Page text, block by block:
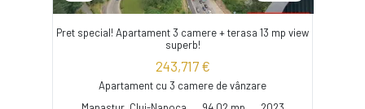
Pret special! Apartament 3 camere + terasa 13 mp view
superb!
243,717 €
Apartament cu 3 camere de vânzare